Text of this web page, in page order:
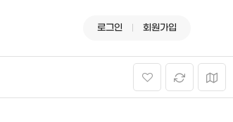
로그인 회원가입